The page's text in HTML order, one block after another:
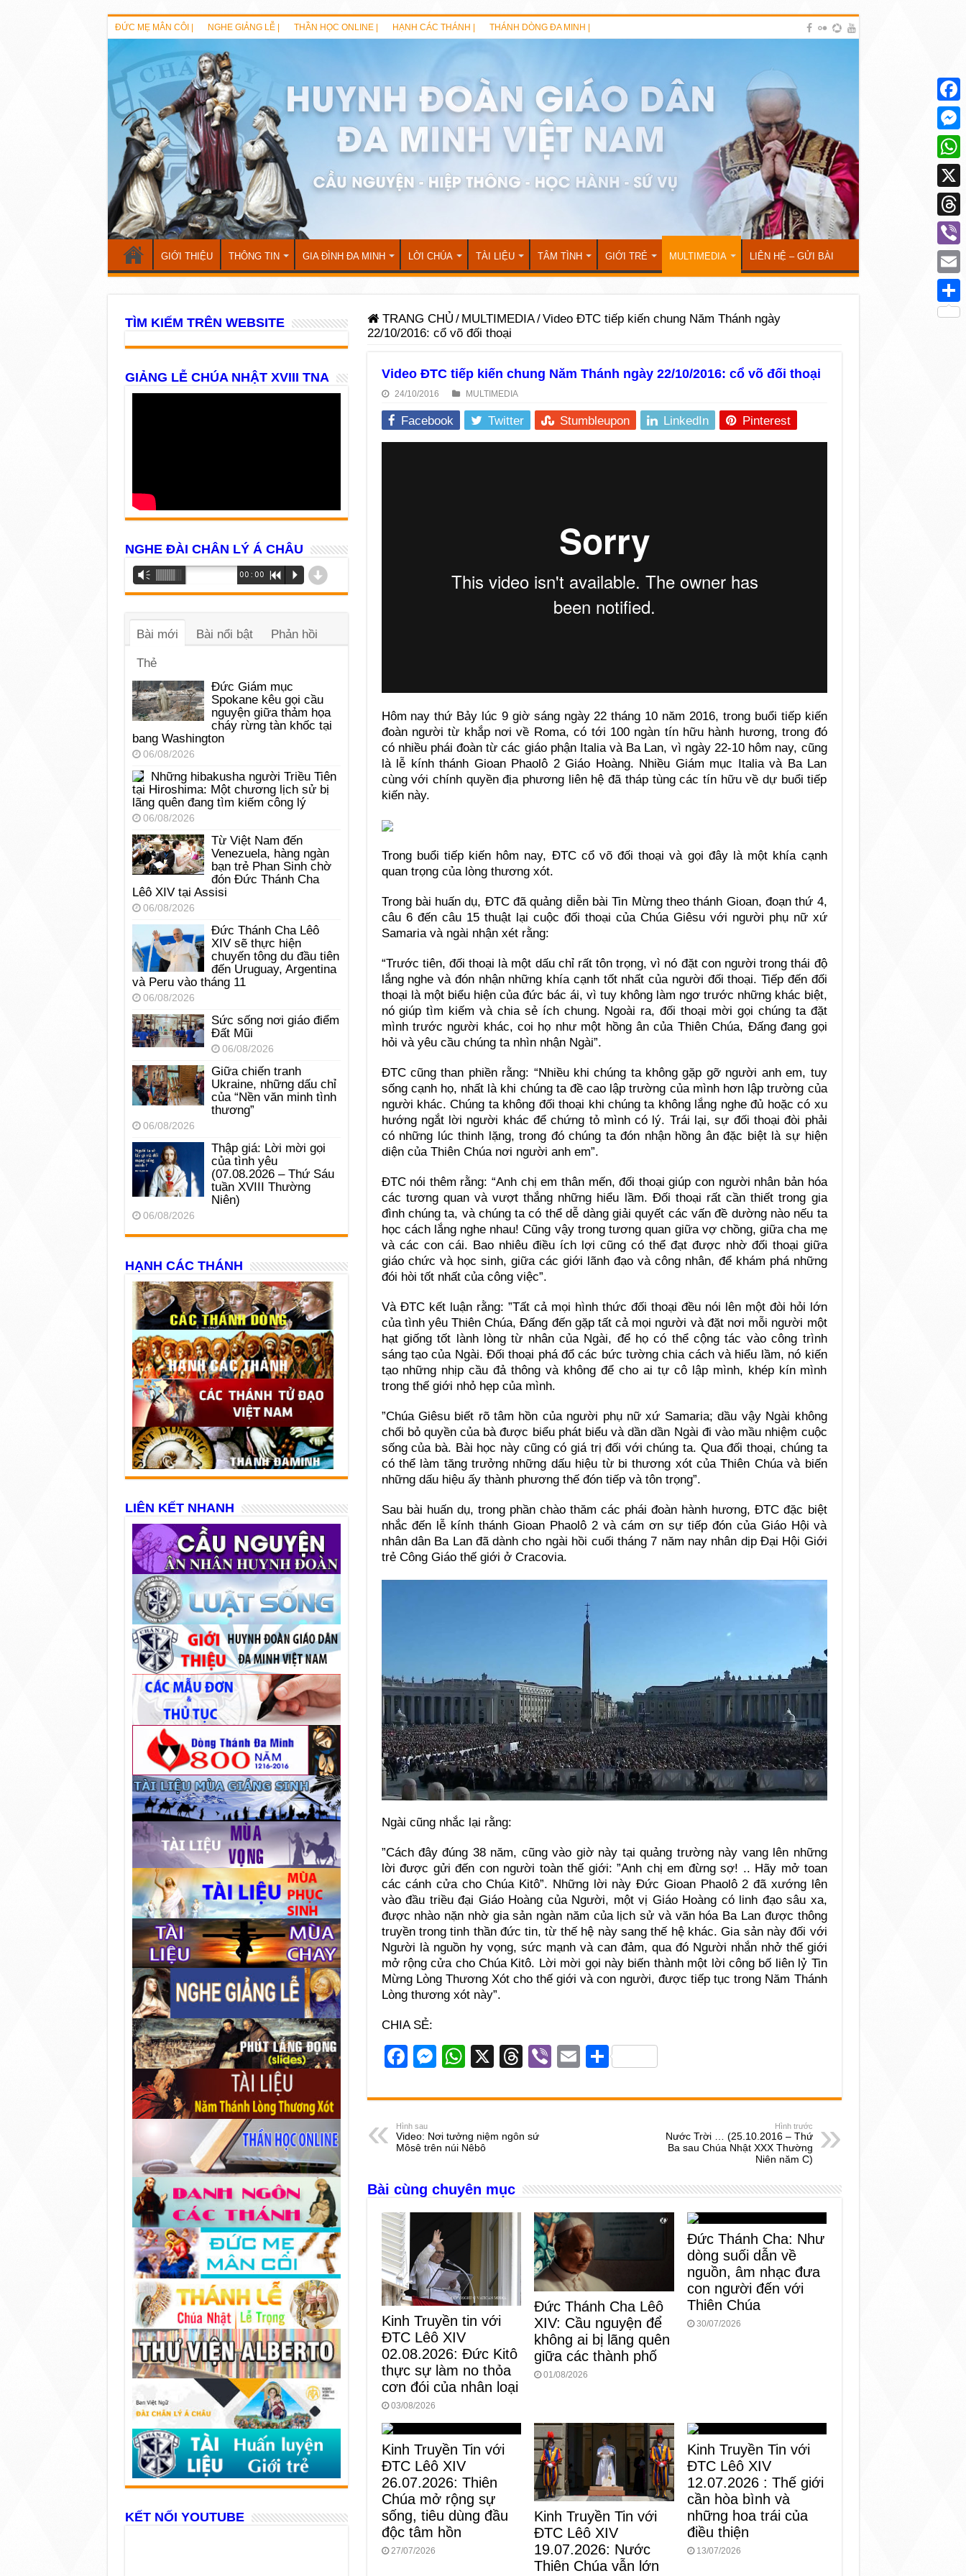
ĐỨC MẸ MÂN CÔI | NGHE GIẢNG LỄ | THẦN HỌC ONLINE | HẠNH CÁC THÁNH | THÁNH DÒNG ĐA MINH |
GIỚI THIỆU THÔNG TIN GIA ĐÌNH ĐA MINH LỜI CHÚA TÀI LIỆU TÂM TÌNH GIỚI TRẺ MULTIMEDIA LIÊN HỆ – GỬI BÀI
TRANG CHỦ / MULTIMEDIA/Video ĐTC tiếp kiến chung Năm Thánh ngày
22/10/2016: cổ võ đối thoại
Video ĐTC tiếp kiến chung Năm Thánh ngày 22/10/2016: cổ võ đối thoại
24/10/2016 MULTIMEDIA
Facebook Twitter Stumbleupon LinkedIn Pinterest
Hôm nay thứ Bảy lúc 9 giờ sáng ngày 22 tháng 10 năm 2016, trong buổi tiếp kiến
đoàn người từ khắp nơi về Roma, có tới 100 ngàn tín hữu hành hương, trong đó
có nhiều phái đoàn từ các giáo phận Italia và Ba Lan, vì ngày 22-10 hôm nay, cũng
là lễ kính thánh Gioan Phaolô 2 Giáo Hoàng. Nhiều Giám mục Italia và Ba Lan
cùng với chính quyền địa phương liên hệ đã tháp tùng các tín hữu về dự buổi tiếp
kiến này.
Trong buổi tiếp kiến hôm nay, ĐTC cổ võ đối thoại và gọi đây là một khía cạnh
quan trọng của lòng thương xót.
Trong bài huấn dụ, ĐTC đã quảng diễn bài Tin Mừng theo thánh Gioan, đoạn thứ 4,
câu 6 đến câu 15 thuật lại cuộc đối thoại của Chúa Giêsu với người phụ nữ xứ
Samaria và ngài nhận xét rằng:
“Trước tiên, đối thoại là một dấu chỉ rất tôn trọng, vì nó đặt con người trong thái độ
lắng nghe và đón nhận những khía cạnh tốt nhất của người đối thoại. Tiếp đến đối
thoại là một biểu hiện của đức bác ái, vì tuy không làm ngơ trước những khác biệt,
nó giúp tìm kiếm và chia sẻ ích chung. Ngoài ra, đối thoại mời gọi chúng ta đặt
mình trước người khác, coi họ như một hồng ân của Thiên Chúa, Đấng đang gọi
hỏi và yêu cầu chúng ta nhìn nhận Ngài”.
ĐTC cũng than phiền rằng: “Nhiều khi chúng ta không gặp gỡ người anh em, tuy
sống cạnh họ, nhất là khi chúng ta đề cao lập trường của mình hơn lập trường của
người khác. Chúng ta không đối thoại khi chúng ta không lắng nghe đủ hoặc có xu
hướng ngắt lời người khác để chứng tỏ mình có lý. Trái lại, sự đối thoại đòi phải
có những lúc thinh lặng, trong đó chúng ta đón nhận hồng ân đặc biệt là sự hiện
diện của Thiên Chúa nơi người anh em”.
ĐTC nói thêm rằng: “Anh chị em thân mến, đối thoại giúp con người nhân bản hóa
các tương quan và vượt thắng những hiểu lầm. Đối thoại rất cần thiết trong gia
đình chúng ta, và chúng ta có thể dễ dàng giải quyết các vấn đề dường nào nếu ta
học cách lắng nghe nhau! Cũng vậy trong tương quan giữa vợ chồng, giữa cha mẹ
và các con cái. Bao nhiêu điều ích lợi cũng có thể đạt được nhờ đối thoại giữa
giáo chức và học sinh, giữa các giới lãnh đạo và công nhân, để khám phá những
đói hòi tốt nhất của công việc”.
Và ĐTC kết luận rằng: ”Tất cả mọi hình thức đối thoại đều nói lên một đòi hỏi lớn
của tình yêu Thiên Chúa, Đấng đến gặp tất cả mọi người và đặt nơi mỗi người một
hạt giống tốt lành lòng từ nhân của Ngài, để họ có thể cộng tác vào công trình
sáng tạo của Ngài. Đối thoại phá đổ các bức tường chia cách và hiểu lầm, nó kiến
tạo những nhịp cầu đả thông và không để cho ai tự cô lập mình, khép kín mình
trong thế giới nhỏ hẹp của mình.
”Chúa Giêsu biết rõ tâm hồn của người phụ nữ xứ Samaria; dầu vậy Ngài không
chối bỏ quyền của bà được biểu phát biểu và dần dần Ngài đi vào mầu nhiệm cuộc
sống của bà. Bài học này cũng có giá trị đối với chúng ta. Qua đối thoại, chúng ta
có thể làm tăng trưởng những dấu hiệu từ bi thương xót của Thiên Chúa và biến
những dấu hiệu ấy thành phương thế đón tiếp và tôn trọng”.
Sau bài huấn dụ, trong phần chào thăm các phái đoàn hành hương, ĐTC đặc biệt
nhắc đến lễ kính thánh Gioan Phaolô 2 và cám ơn sự tiếp đón của Giáo Hội và
nhân dân Ba Lan đã dành cho ngài hồi cuối tháng 7 năm nay nhân dịp Đại Hội Giới
trẻ Công Giáo thế giới ở Cracovia.
Ngài cũng nhắc lại rằng:
”Cách đây đúng 38 năm, cũng vào giờ này tại quảng trường này vang lên những
lời được gửi đến con người toàn thế giới: ”Anh chị em đừng sợ! .. Hãy mở toan
các cánh cửa cho Chúa Kitô”. Những lời này Đức Gioan Phaolô 2 đã xướng lên
vào đầu triều đại Giáo Hoàng của Người, một vị Giáo Hoàng có linh đạo sâu xa,
được nhào nặn nhờ gia sản ngàn năm của lịch sử và văn hóa Ba Lan được thông
truyền trong tinh thần đức tin, từ thế hệ này sang thế hệ khác. Gia sản này đối với
Người là nguồn hy vọng, sức mạnh và can đảm, qua đó Người nhắn nhở thế giới
mở rộng cửa cho Chúa Kitô. Lời mời gọi này biến thành một lời công bố liên lỷ Tin
Mừng Lòng Thương Xót cho thế giới và con người, được tiếp tục trong Năm Thánh
Lòng thương xót này”.
CHIA SẺ:
F
c
e
b
o
k
M
ss
e
n
er
W
at
A
p
X
T
e
d
Vi
er
E
ail
S
ar
Hình sau
Video: Nơi tưởng niệm ngôn sứ
Môsê trên núi Nêbô
Hình trước
Nước Trời … (25.10.2016 – Thứ
Ba sau Chúa Nhật XXX Thường
Niên năm C)
Bài cùng chuyên mục
Kinh Truyền tin với
ĐTC Lêô XIV
02.08.2026: Đức Kitô
thực sự làm no thỏa
cơn đói của nhân loại
03/08/2026
Đức Thánh Cha Lêô
XIV: Cầu nguyện để
không ai bị lãng quên
giữa các thành phố
01/08/2026
Đức Thánh Cha: Như
dòng suối dẫn về
nguồn, âm nhạc đưa
con người đến với
Thiên Chúa
30/07/2026
Kinh Truyền Tin với
ĐTC Lêô XIV
26.07.2026: Thiên
Chúa mở rộng sự
sống, tiêu dùng đầu
độc tâm hồn
27/07/2026
Kinh Truyền Tin với
ĐTC Lêô XIV
19.07.2026: Nước
Thiên Chúa vẫn lớn
Kinh Truyền Tin với
ĐTC Lêô XIV
12.07.2026 : Thế giới
cần hòa bình và
những hoa trái của
điều thiện
13/07/2026
TÌM KIẾM TRÊN WEBSITE
GIẢNG LỄ CHÚA NHẬT XVIII TNA
NGHE ĐÀI CHÂN LÝ Á CHÂU
Trình
phát
âm
Vm 00:00 R P d
Bài mới Bài nổi bật Phản hồi
Thẻ
Đức Giám mục
Spokane kêu gọi cầu
nguyện giữa thảm họa
cháy rừng tàn khốc tại
bang Washington
06/08/2026
Những hibakusha người Triều Tiên
tại Hiroshima: Một chương lịch sử bị
lãng quên đang tìm kiếm công lý
06/08/2026
Từ Việt Nam đến
Venezuela, hàng ngàn
bạn trẻ Phan Sinh chờ
đón Đức Thánh Cha
Lêô XIV tại Assisi
06/08/2026
Đức Thánh Cha Lêô
XIV sẽ thực hiện
chuyến tông du đầu tiên
đến Uruguay, Argentina
và Peru vào tháng 11
06/08/2026
Sức sống nơi giáo điểm
Đất Mũi
06/08/2026
Giữa chiến tranh
Ukraine, những dấu chỉ
của “Nền văn minh tình
thương”
06/08/2026
Thập giá: Lời mời gọi
của tình yêu
(07.08.2026 – Thứ Sáu
tuần XVIII Thường
Niên)
06/08/2026
HẠNH CÁC THÁNH
LIÊN KẾT NHANH
KẾT NỐI YOUTUBE
X
Viber